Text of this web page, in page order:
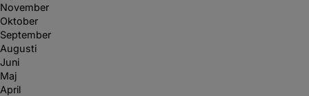
November
Oktober
September
Augusti
Juni
Maj
April